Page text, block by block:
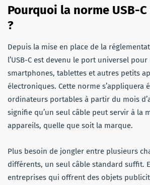
Pourquoi la norme USB-
?
Depuis la mise en place de la
l’USB-C est devenu le port universel
smartphones, tablettes et autres petits
électroniques. Cette norme s’appliquera
ordinateurs portables à partir du mois
signifie qu’un seul câble peut servir à la
appareils, quelle que soit la marque.
Plus besoin de jongler entre plusieurs
différents, un seul câble standard suffit.
entreprises qui offrent des objets